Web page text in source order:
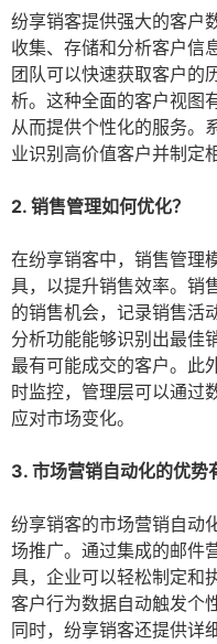
纷享销客提供强大的客户
收集、存储和分析客户信
团队可以快速获取客户的
析。这种全面的客户视图
从而提供个性化的服务。
业识别高价值客户并制定
2. 销售管理如何优化？
在纷享销客中，销售管理
具，以提升销售效率。销
的销售机会，记录销售活
分析功能能够识别出最佳
最有可能成交的客户。此
时监控，管理层可以通过
应对市场变化。
3. 市场营销自动化的优势
纷享销客的市场营销自动
场推广。通过集成的邮件
具，企业可以轻松制定和
客户行为数据自动触发个
同时，纷享销客还提供详